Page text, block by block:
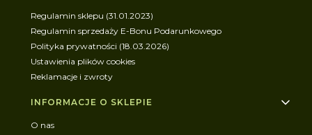
Regulamin sklepu (31.01.2023)
Regulamin sprzedaży E-Bonu Podarunkowego
Polityka prywatności (18.03.2026)
Ustawienia plików cookies
Reklamacje i zwroty
INFORMACJE O SKLEPIE
O nas